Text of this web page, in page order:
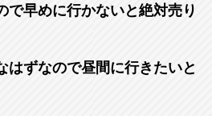
で早めに行かないと絶対売り
はずなので昼間に行きたいと